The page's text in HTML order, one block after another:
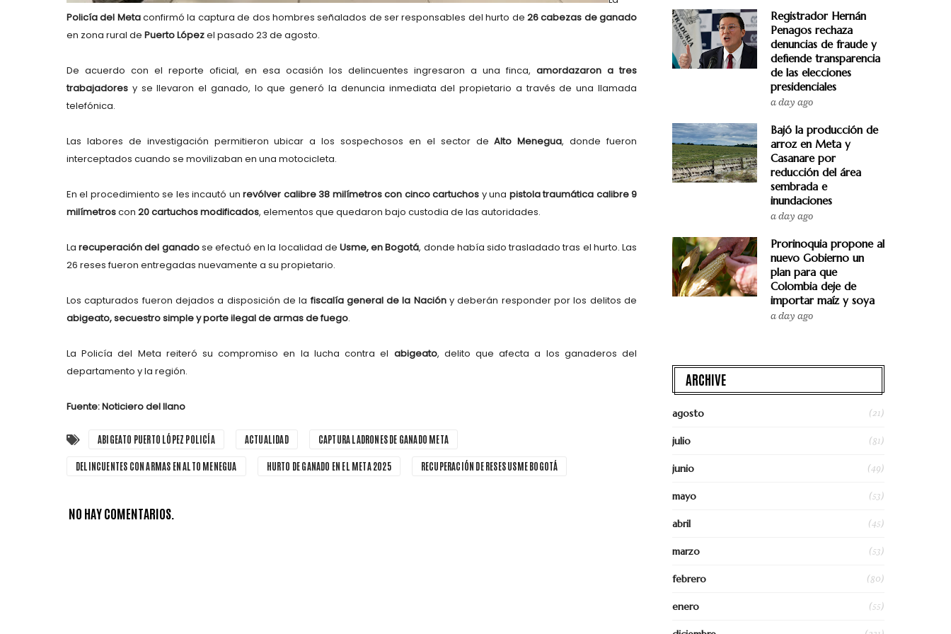
Policía del Metaconfirmó la captura de dos hombres señalados de ser responsables del hurto de 26 cabezas de ganado
en zona rural de Puerto Lópezel pasado 23 de agosto.
De acuerdo con el reporte oficial, en esa ocasión los delincuentes ingresaron a una finca, amordazaron a tres
trabajadores y se llevaron el ganado, lo que generó la denuncia inmediata del propietario a través de una llamada
telefónica.
Las labores de investigación permitieron ubicar a los sospechosos en el sector deAlto Menegua, donde fueron
interceptados cuando se movilizaban en una motocicleta.
En el procedimiento se les incautó unrevólver calibre 38 milímetros con cinco cartuchos y una pistola traumática calibre 9
milímetroscon 20 cartuchos modificados, elementos que quedaron bajo custodia de las autoridades.
Larecuperación del ganadose efectuó en la localidad deUsme, en Bogotá, donde había sido trasladado tras el hurto. Las
26 reses fueron entregadas nuevamente a su propietario.
Los capturados fueron dejados a disposición de la fiscalía generalde la Nacióny deberán responder por los delitos de
abigeato, secuestro simple y porte ilegal de armas de fuego.
La Policía del Meta reiteró su compromiso en la lucha contra el abigeato, delito que afecta a los ganaderos del
departamento y la región.
Fuente: Noticiero del llano
ABIGEATO PUERTO LÓPEZ POLICÍA ACTUALIDAD CAPTURA LADRONES DE GANADO META
DELINCUENTES CON ARMAS EN ALTO MENEGUA HURTO DE GANADO EN EL META 2025 RECUPERACIÓN DE RESES USME BOGOTÁ
NO HAY COMENTARIOS.
Registrador Hernán
Penagos rechaza
denuncias de fraude y
defiende transparencia
de las elecciones
presidenciales
a day ago
Bajó la producción de
arroz en Meta y
Casanare por
reducción del área
sembrada e
inundaciones
a day ago
Prorinoquia propone al
nuevo Gobierno un
plan para que
Colombia deje de
importar maíz y soya
a day ago
ARCHIVE
agosto (21)
julio (81)
junio (49)
mayo (53)
abril (45)
marzo (53)
febrero (80)
enero (55)